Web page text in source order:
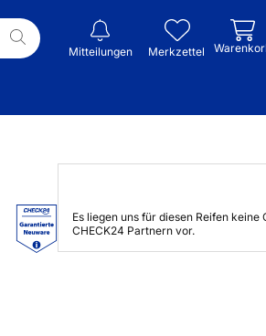
Mitteilungen Merkzettel
Es liegen uns für diesen Reifen
CHECK24 Partnern vor.